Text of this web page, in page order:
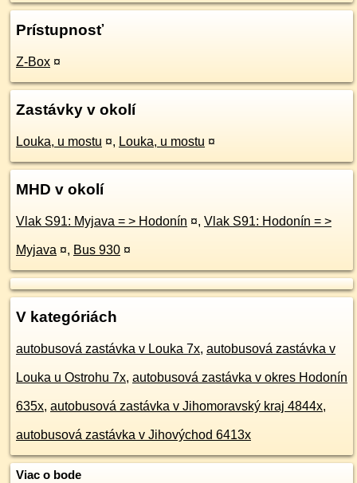
Prístupnosť
Z-Box ¤
Zastávky v okolí
Louka, u mostu ¤, Louka, u mostu ¤
MHD v okolí
Vlak S91: Myjava = > Hodonín ¤, Vlak S91: Hodonín = >
Myjava ¤, Bus 930 ¤
V kategóriách
autobusová zastávka v Louka 7x, autobusová zastávka v
Louka u Ostrohu 7x, autobusová zastávka v okres Hodonín
635x, autobusová zastávka v Jihomoravský kraj 4844x,
autobusová zastávka v Jihovýchod 6413x
Viac o bode